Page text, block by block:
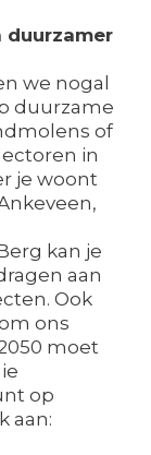
we nogal
duurzame
of
in
je woont
kan je
aan
Ook
ons
moet
op
aan: